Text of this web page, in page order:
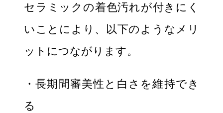
セラミックの着色汚れが付きにく
いことにより、以下のようなメリ
ットにつながります。
・長期間審美性と白さを維持でき
る